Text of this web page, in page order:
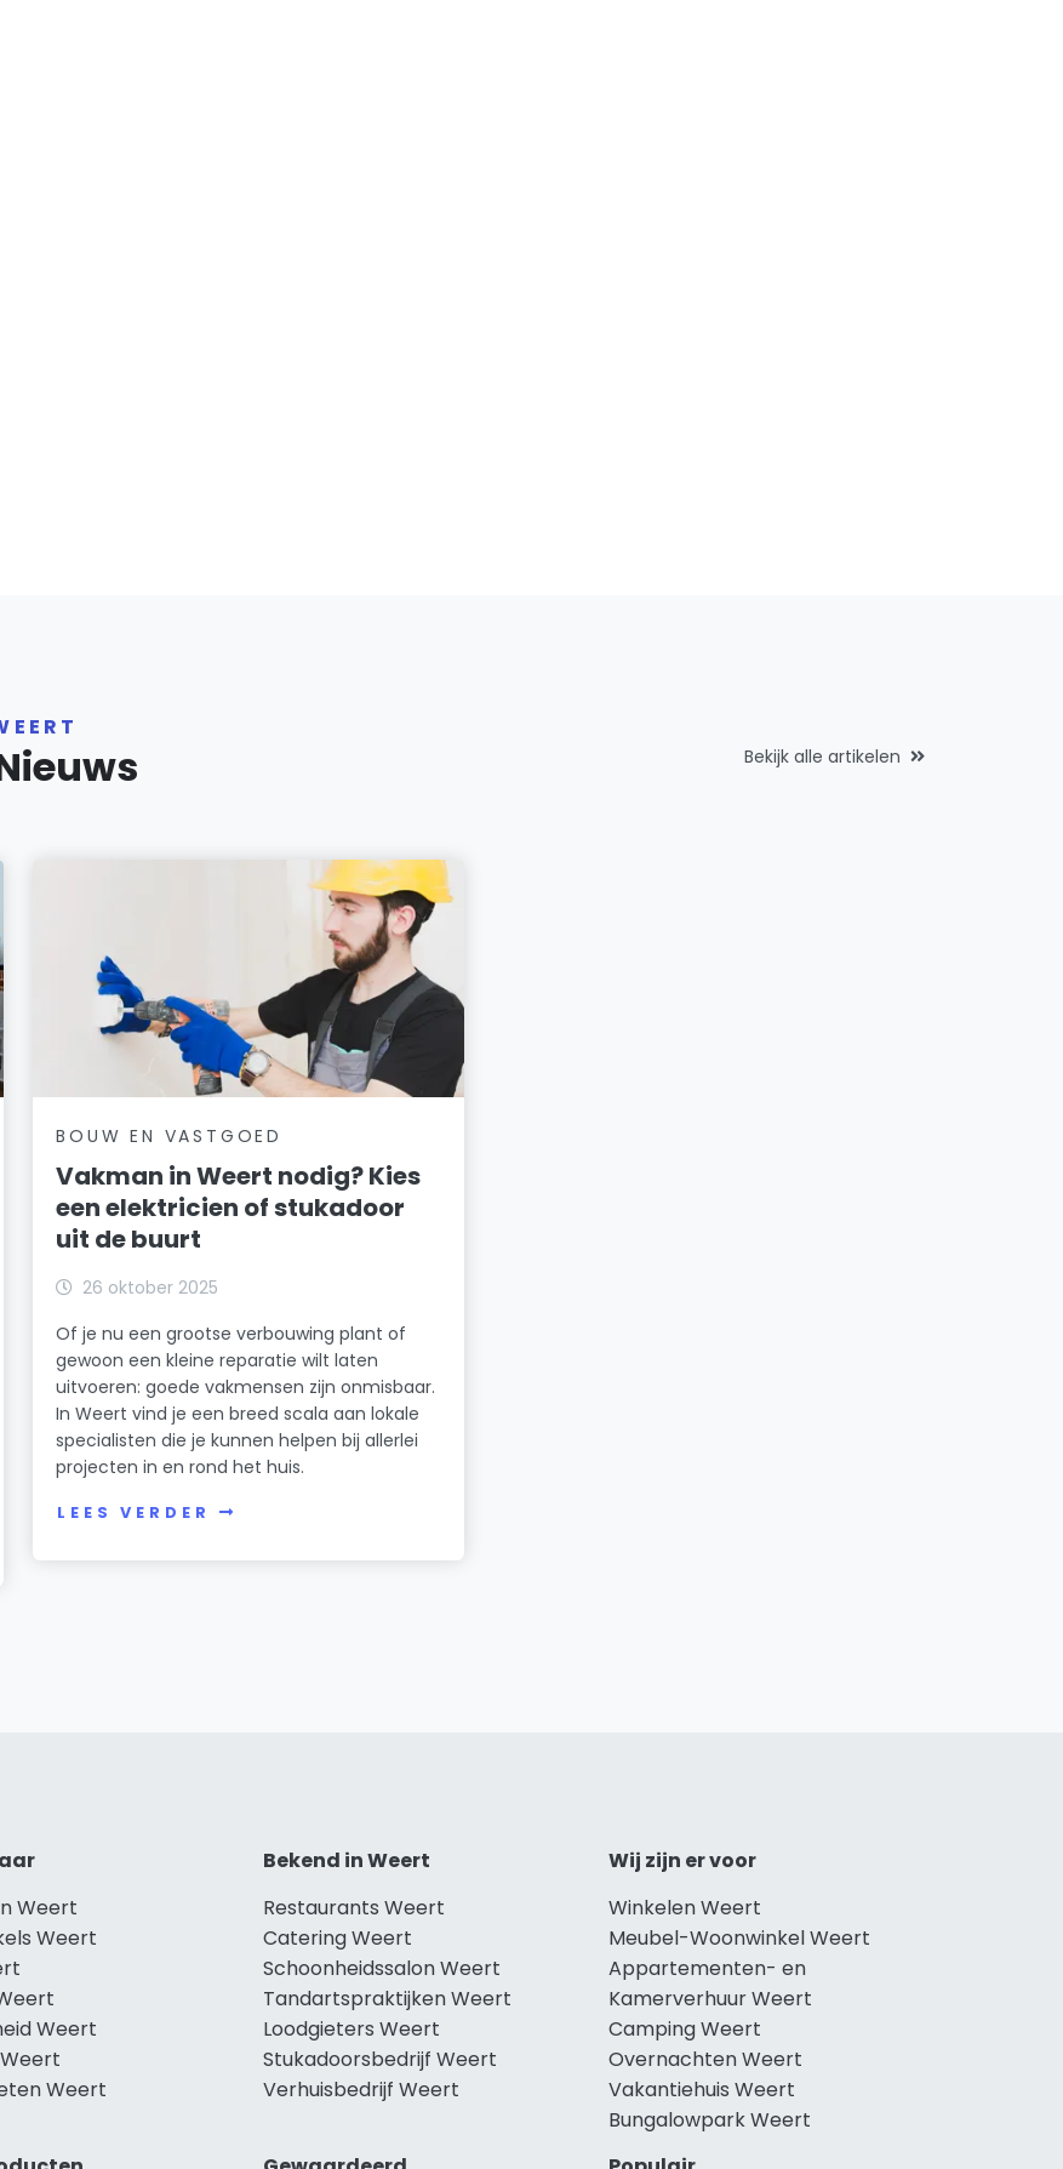
Bekijk alle artikelen
BOUW EN VASTGOED
Vakman in Weert nodig? Kies
een elektricien of stukadoor
uit de buurt
26 oktober 2025
Of je nu een grootse verbouwing plant of
gewoon een kleine reparatie wilt laten
uitvoeren: goede vakmensen zijn onmisbaar.
In Weert vind je een breed scala aan lokale
specialisten die je kunnen helpen bij allerlei
projecten in en rond het huis.
LEES VERDER
Weert
Weert
Weert
Weert
Bekend in Weert
Restaurants Weert
Catering Weert
Schoonheidssalon Weert
Tandartspraktijken Weert
Loodgieters Weert
Stukadoorsbedrijf Weert
Verhuisbedrijf Weert
Wij zijn er voor
Winkelen Weert
Meubel-Woonwinkel Weert
Appartementen- en
Kamerverhuur Weert
Camping Weert
Overnachten Weert
Vakantiehuis Weert
Bungalowpark Weert